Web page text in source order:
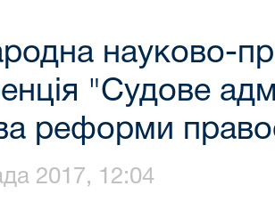
науково-
"Судове
реформи
2017, 12:04